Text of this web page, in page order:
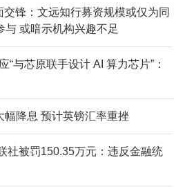
交锋：文远知行募资规模或仅为同
与 或暗示机构兴趣不足
“与芯原联手设计 AI 算力芯片”：
幅降息 预计英镑汇率重挫
社被罚150.35万元：违反金融统